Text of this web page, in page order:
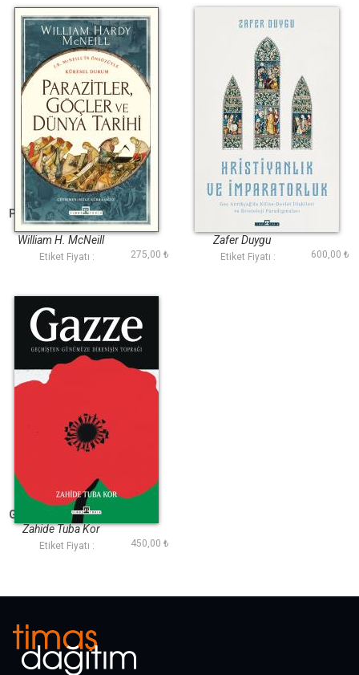
Parazitler Göçler ve
Dünya Tarihi
William H. McNeill
Etiket Fiyatı : 275,00 ₺
Hristiyanlık ve
İmparatorluk
Zafer Duygu
Etiket Fiyatı : 600,00 ₺
Gazze Geçmişten
Günümüze Direnişin
Toprağı
Zahide Tuba Kor
Etiket Fiyatı : 450,00 ₺